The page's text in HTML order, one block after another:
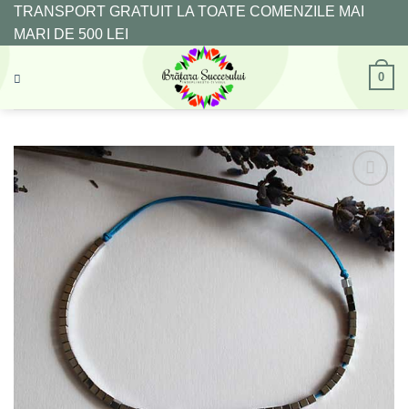
SkipTRANSPORT GRATUIT LA TOATE COMENZILE MAI
MARI DE 500 LEI
0
Adaugă
la
Favorite